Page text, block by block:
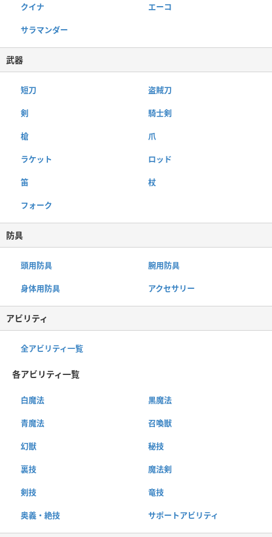
クイナ エーコ
サラマンダー
武器
短刀 盗賊刀
剣 騎士剣
槍 爪
ラケット ロッド
笛 杖
フォーク
防具
頭用防具 腕用防具
身体用防具 アクセサリー
アビリティ
全アビリティ一覧
各アビリティ一覧
白魔法 黒魔法
青魔法 召喚獣
幻獣 秘技
裏技 魔法剣
剣技 竜技
奥義・絶技 サポートアビリティ